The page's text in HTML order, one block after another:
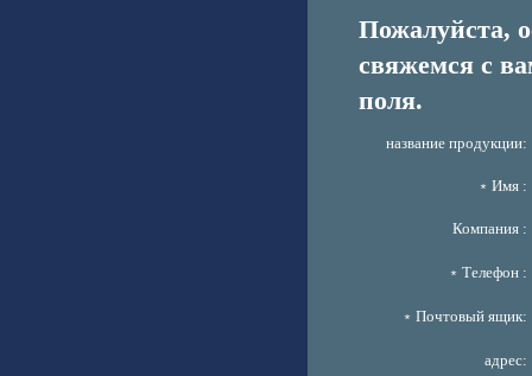
Пожалуйста,
свяжемся с
поля.
название продукции:
﹡Имя :
Компания :
﹡Телефон :
﹡Почтовый ящик:
адрес: